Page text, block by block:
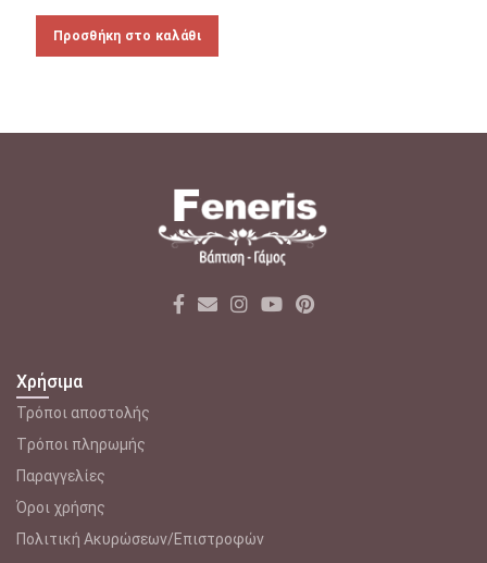
Προσθήκη στο καλάθι
Χρήσιμα
Τρόποι αποστολής
Tρόποι πληρωμής
Παραγγελίες
Όροι χρήσης
Πολιτική Ακυρώσεων/Επιστροφών